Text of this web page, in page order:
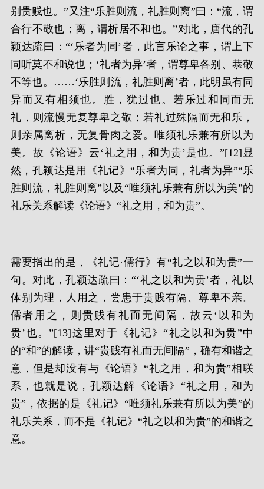
别贵贱也。”又注“乐胜则流，礼胜则离”曰：“流，谓
合行不敬也；离，谓析居不和也。”对此，唐代的孔
颖达疏曰：“‘乐者为同’者，此言乐论之事，谓上下
同听莫不和说也；‘礼者为异’者，谓尊卑各别、恭敬
不等也。……‘乐胜则流，礼胜则离’者，此明虽有同
异而又有相须也。胜，犹过也。若乐过和同而无
礼，则流慢无复尊卑之敬；若礼过殊隔而无和乐，
则亲属离析，无复骨肉之爱。唯须礼乐兼有所以为
美。故《论语》云‘礼之用，和为贵’是也。”[12]显
然，孔颖达是用《礼记》“乐者为同，礼者为异”“乐
胜则流，礼胜则离”以及“唯须礼乐兼有所以为美”的
礼乐关系解读《论语》“礼之用，和为贵”。
需要指出的是，《礼记·儒行》有“礼之以和为贵”一
句。对此，孔颖达疏曰：“‘礼之以和为贵’者，礼以
体别为理，人用之，尝患于贵贱有隔、尊卑不亲。
儒者用之，则贵贱有礼而无间隔，故云‘以和为
贵’也。”[13]这里对于《礼记》“礼之以和为贵”中
的“和”的解读，讲“贵贱有礼而无间隔”，确有和谐之
意，但是却没有与《论语》“礼之用，和为贵”相联
系，也就是说，孔颖达解《论语》“礼之用，和为
贵”，依据的是《礼记》“唯须礼乐兼有所以为美”的
礼乐关系，而不是《礼记》“礼之以和为贵”的和谐之
意。